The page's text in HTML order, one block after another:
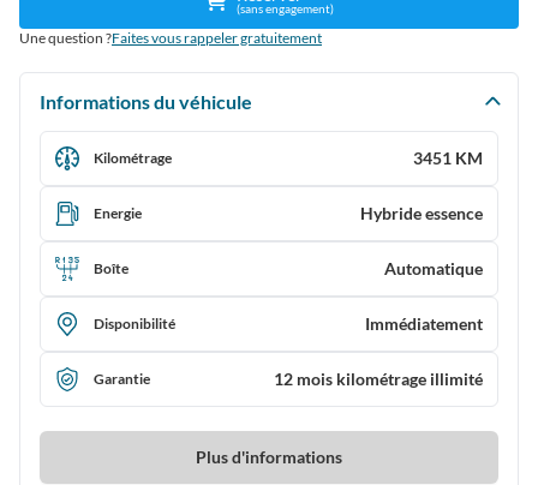
(sans engagement)
Une question ?Faites vous rappeler gratuitement
Informations du véhicule
Kilométrage 3451 KM
Energie Hybride essence
Boîte Automatique
Disponibilité Immédiatement
Garantie 12 mois kilométrage illimité
Plus d'informations